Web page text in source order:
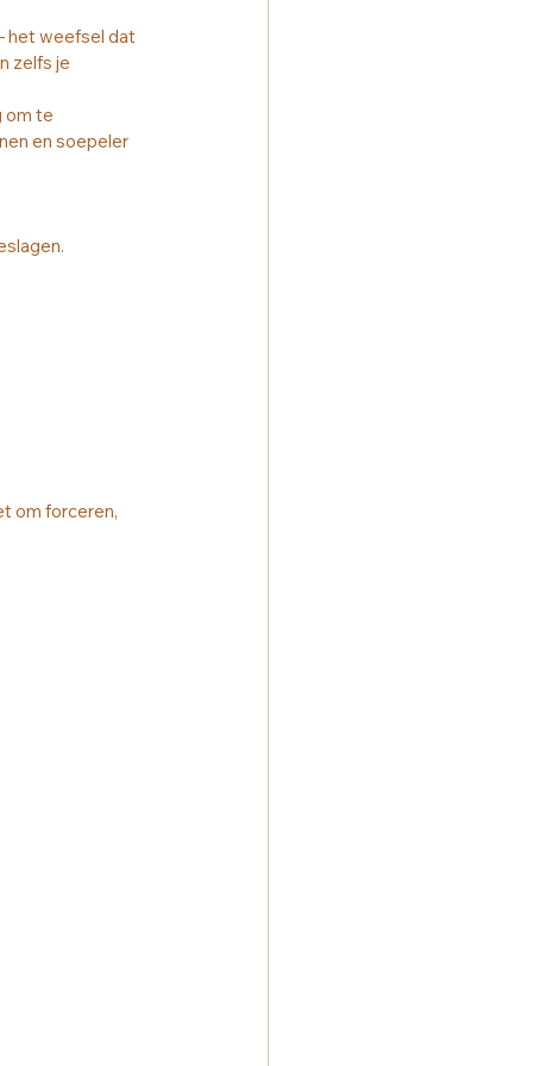
het weefsel dat
zelfs je
om te
en soepeler
om forceren,